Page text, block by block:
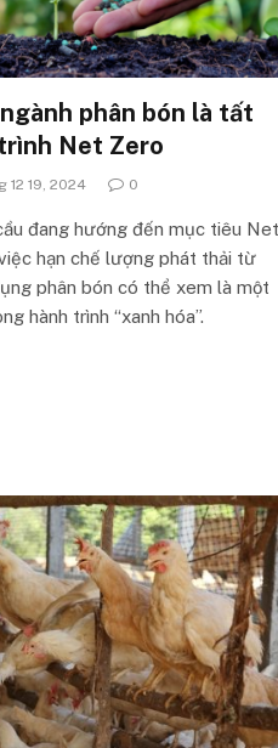
phân bón là tất
Net Zero
12 19, 2024 0
đang hướng đến mục tiêu Net
hạn chế lượng phát thải từ
phân bón có thể xem là một
hành trình “xanh hóa”.